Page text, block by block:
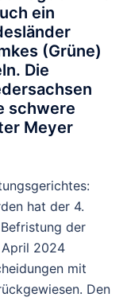
ein
(Grüne)
Die
schwere
Meyer
hat der 4.
der
April 2024
mit
Den